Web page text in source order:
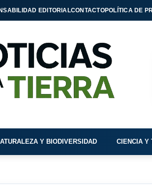
EDITORIALCONTACTOPOLÍTICA DE
Y BIODIVERSIDAD CIENCIA Y